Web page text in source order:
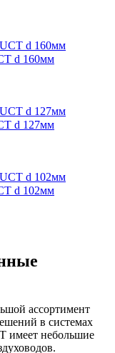
d 160мм
d 127мм
d 102мм
ассортимент
в системах
имеет небольшие